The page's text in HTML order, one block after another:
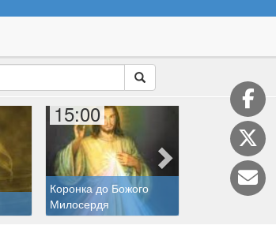
15:00
Коронка до Божого
Милосердя
15:10